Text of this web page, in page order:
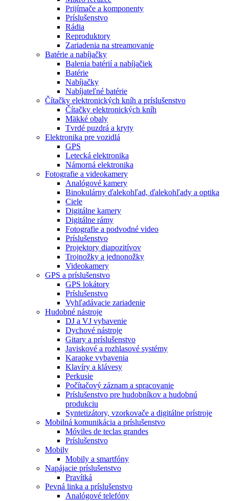
Prijímače a komponenty
Príslušenstvo
Rádia
Reproduktory
Zariadenia na streamovanie
Batérie a nabíjačky
Balenia batérií a nabíjačiek
Batérie
Nabíjačky
Nabíjateľné batérie
Čítačky elektronických kníh a príslušenstvo
Čítačky elektronických kníh
Mäkké obaly
Tvrdé puzdrá a kryty
Elektronika pre vozidlá
GPS
Letecká elektronika
Námorná elektronika
Fotografie a videokamery
Analógové kamery
Binokulárny ďalekohľad, ďalekohľady a optika
Ciele
Digitálne kamery
Digitálne rámy
Fotografie a podvodné video
Príslušenstvo
Projektory diapozitívov
Trojnožky a jednonožky
Videokamery
GPS a príslušenstvo
GPS lokátory
Príslušenstvo
Vyhľadávacie zariadenie
Hudobné nástroje
DJ a VJ vybavenie
Dychové nástroje
Gitary a príslušenstvo
Javiskové a rozhlasové systémy
Karaoke vybavenia
Klavíry a klávesy
Perkusie
Počítačový záznam a spracovanie
Príslušenstvo pre hudobníkov a hudobnú
produkciu
Syntetizátory, vzorkovače a digitálne prístroje
Mobilná komunikácia a príslušenstvo
Móviles de teclas grandes
Príslušenstvo
Mobily
Mobily a smartfóny
Napájacie príslušenstvo
Pravítká
Pevná linka a príslušenstvo
Analógové telefóny